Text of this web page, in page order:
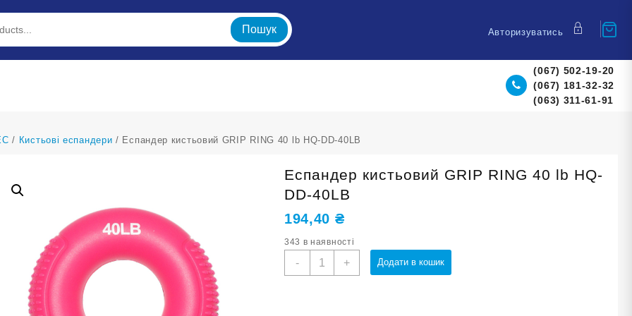
Пошук Авторизуватись
(067) 502-19-20
(067) 181-32-32
(063) 311-61-91
/ Кистьові еспандери / Еспандер кистьовий GRIP RING 40 lb HQ-DD-40LB
Еспандер кистьовий GRIP RING 40 lb HQ-
DD-40LB
194,40 ₴
343 в наявності
-
Еспандер
+ Додати в кошик